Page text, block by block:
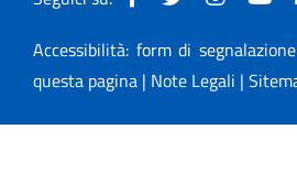
Accessibilità: form di
questa pagina | Note Legali |